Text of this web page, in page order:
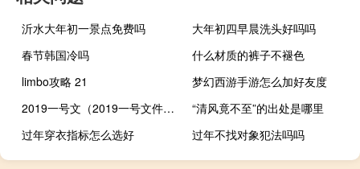
沂水大年初一景点免费吗
大年初四早晨洗头好吗吗
春节韩国冷吗
什么材质的裤子不褪色
limbo攻略 21
梦幻西游手游怎么加好友度
2019一号文（2019一号文件全文）
“清风竟不至”的出处是哪里
过年穿衣指标怎么选好
过年不找对象犯法吗吗